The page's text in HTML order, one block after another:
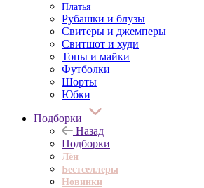
Платья
Рубашки и блузы
Свитеры и джемперы
Свитшот и худи
Топы и майки
Футболки
Шорты
Юбки
Подборки
Назад
Подборки
Лён
Бестселлеры
Новинки